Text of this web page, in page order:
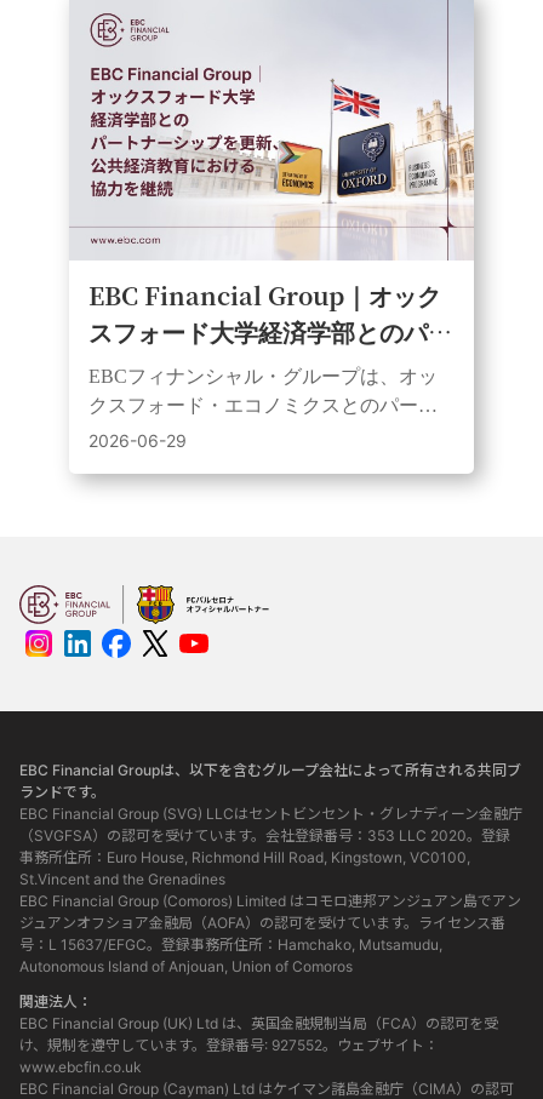
EBC Financial Group｜オック
スフォード大学経済学部とのパー
トナーシップを更新、公共経済教
育における協力を継続
EBCフィナンシャル・グループは、オッ
クスフォード・エコノミクスとのパート
ナーシップを3年間更新し、ウェビナーや
2026-06-29
EBC Financial Groupは、以下を含むグループ会社によって所有される共同ブ
ランドです。
EBC Financial Group (SVG) LLCはセントビンセント・グレナディーン金融庁
（SVGFSA）の認可を受けています。会社登録番号：353 LLC 2020。登録
事務所住所：Euro House, Richmond Hill Road, Kingstown, VC0100,
St.Vincent and the Grenadines
EBC Financial Group (Comoros) Limited はコモロ連邦アンジュアン島でアン
ジュアンオフショア金融局（AOFA）の認可を受けています。ライセンス番
号：L 15637/EFGC。登録事務所住所：Hamchako, Mutsamudu,
Autonomous Island of Anjouan, Union of Comoros
関連法人：
EBC Financial Group (UK) Ltd は、英国金融規制当局（FCA）の認可を受
け、規制を遵守しています。登録番号: 927552。ウェブサイト：
www.ebcfin.co.uk
EBC Financial Group (Cayman) Ltd はケイマン諸島金融庁（CIMA）の認可